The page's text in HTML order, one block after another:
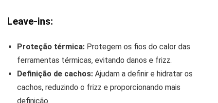
Leave-ins:
Proteção térmica: Protegem os fios do calor das
ferramentas térmicas, evitando danos e frizz.
Definição de cachos: Ajudam a definir e hidratar os
cachos, reduzindo o frizz e proporcionando mais
definição.